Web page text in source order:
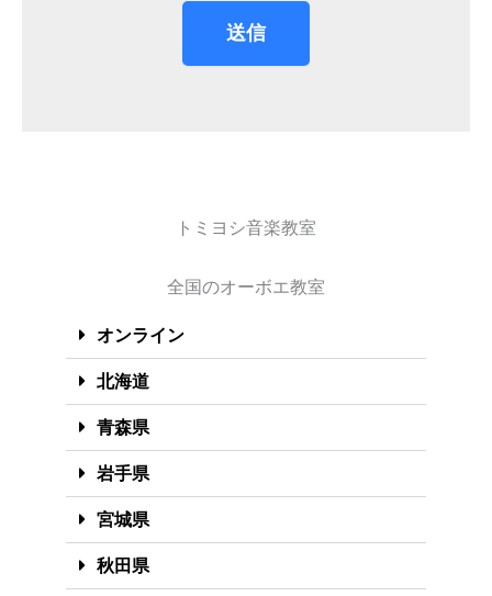
送信
トミヨシ音楽教室
全国のオーボエ教室
オンライン
北海道
青森県
岩手県
宮城県
秋田県